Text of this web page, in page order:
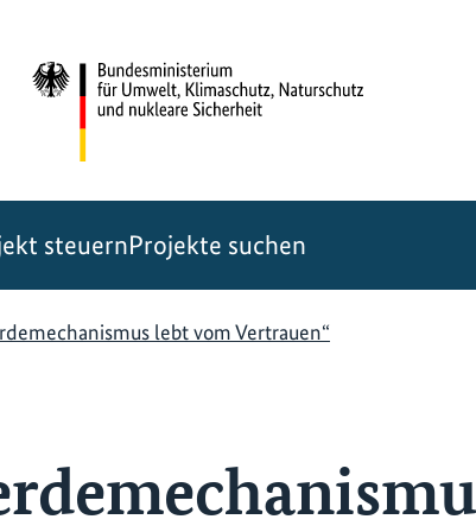
steuernProjekte suchen
lebt vom Vertrauen“